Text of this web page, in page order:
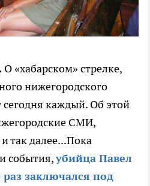
О «хабарском» стрелке,
нижегородского
сегодня каждый. Об этой
СМИ,
так далее...Пока
события,убийца Павел
заключался под